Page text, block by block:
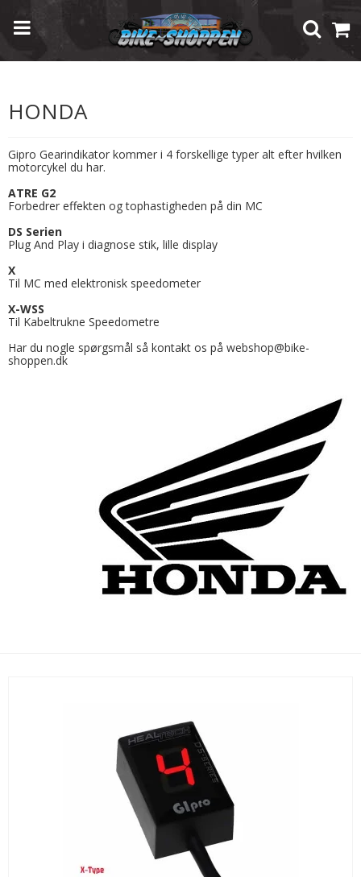
HONDA
Gipro Gearindikator kommer i 4 forskellige typer alt efter hvilken
motorcykel du har.
ATRE G2
Forbedrer effekten og tophastigheden på din MC
DS Serien
Plug And Play i diagnose stik, lille display
X
Til MC med elektronisk speedometer
X-WSS
Til Kabeltrukne Speedometre
Har du nogle spørgsmål så kontakt os på webshop@bike-
shoppen.dk